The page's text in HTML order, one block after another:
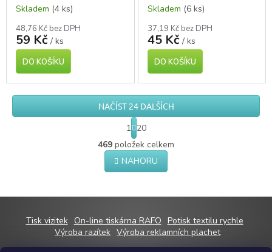
Skladem (4 ks)
48,76 Kč bez DPH
59 Kč / ks
DO KOŠÍKU
Skladem (6 ks)
37,19 Kč bez DPH
45 Kč / ks
DO KOŠÍKU
O
v
l
á
a
í
p
NAČÍST 24 DALŠÍCH
S
t
r
á
n
k
v
n
í
1 20
469 položek celkem
NAHORU
p
Tisk vizitek On-line tiskárna RAFO Potisk textilu rychle
Výroba razítek Výroba reklamních plachet